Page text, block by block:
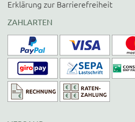
Erklärung zur Barrierefreiheit
ZAHLARTEN